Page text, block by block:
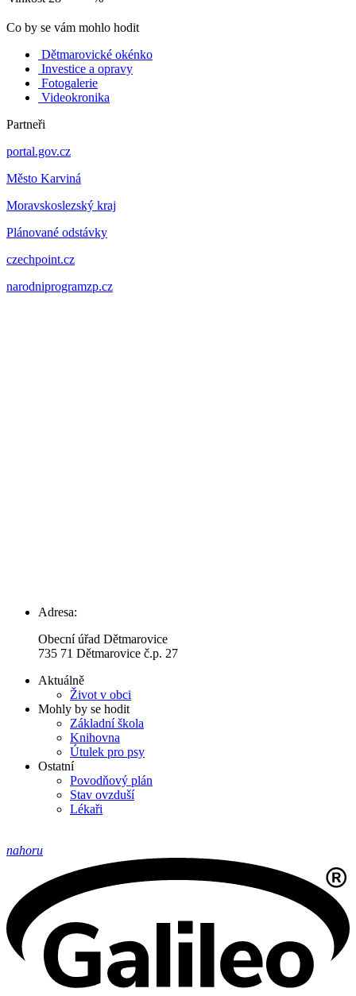
Co by se vám mohlo hodit
Dětmarovické okénko
Investice a opravy
Fotogalerie
Videokronika
Partneři
portal.gov.cz
Město Karviná
Moravskoslezský kraj
Plánované odstávky
czechpoint.cz
narodniprogramzp.cz
Adresa:
Obecní úřad Dětmarovice
735 71 Dětmarovice č.p. 27
Aktuálně
Život v obci
Mohly by se hodit
Základní škola
Knihovna
Útulek pro psy
Ostatní
Povodňový plán
Stav ovzduší
Lékaři
nahoru